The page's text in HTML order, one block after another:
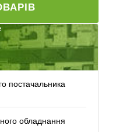
постачальника
обладнання